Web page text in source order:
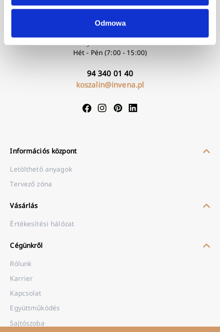
Odmowa
Nyitvatartási idő:
Hét - Pén (7:00 - 15:00)
94 340 01 40
koszalin@invena.pl
Információs központ
Letölthető anyagok
Tervező zóna
Vásárlás
Értékesítési hálózat
Cégünkről
Rólunk
Karrier
Kapcsolat
Együttműködés
Sajtószoba